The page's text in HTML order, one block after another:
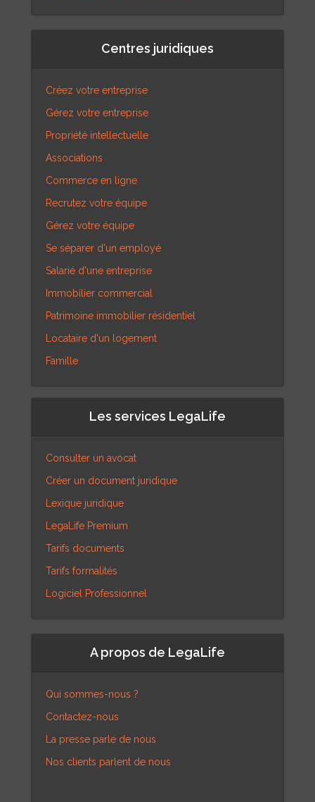
Centres juridiques
Créez votre entreprise
Gérez votre entreprise
Propriété intellectuelle
Associations
Commerce en ligne
Recrutez votre équipe
Gérez votre équipe
Se séparer d'un employé
Salarié d'une entreprise
Immobilier commercial
Patrimoine immobilier résidentiel
Locataire d'un logement
Famille
Les services LegaLife
Consulter un avocat
Créer un document juridique
Lexique juridique
LegaLife Premium
Tarifs documents
Tarifs formalités
Logiciel Professionnel
A propos de LegaLife
Qui sommes-nous ?
Contactez-nous
La presse parle de nous
Nos clients parlent de nous